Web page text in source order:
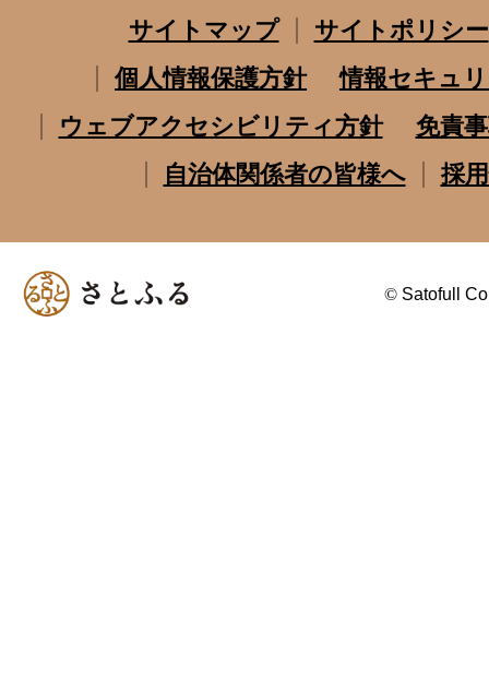
サイトマップ
サイトポリシー
個人情報保護方針
情報セキュ
ウェブアクセシビリティ方針
免責
自治体関係者の皆様へ
採
© Satofull